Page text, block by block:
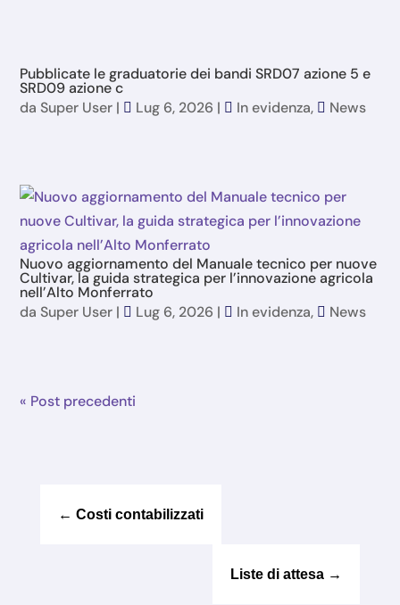
Pubblicate le graduatorie dei bandi SRD07 azione 5 e
SRD09 azione c
da Super User | Lug 6, 2026 | In evidenza, News
Nuovo aggiornamento del Manuale tecnico per nuove
Cultivar, la guida strategica per l’innovazione agricola
nell’Alto Monferrato
da Super User | Lug 6, 2026 | In evidenza, News
« Post precedenti
← Costi contabilizzati
Liste di attesa →